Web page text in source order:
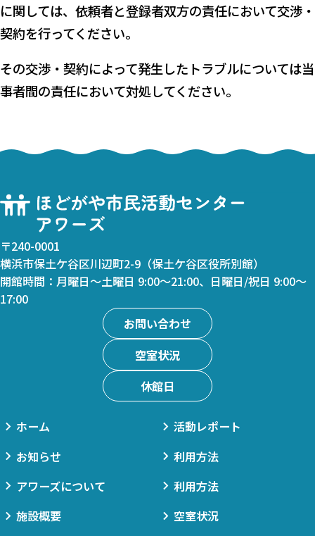
に関しては、依頼者と登録者双方の責任において交渉・
契約を行ってください。
その交渉・契約によって発生したトラブルについては当
事者間の責任において対処してください。
〒240-0001
横浜市保土ケ谷区川辺町2-9（保土ケ谷区役所別館）
開館時間：月曜日～土曜日 9:00～21:00、日曜日/祝日 9:00～
17:00
お問い合わせ
空室状況
休館日
ホーム
お知らせ
アワーズについて
施設概要
活動レポート
利用方法
利用方法
空室状況